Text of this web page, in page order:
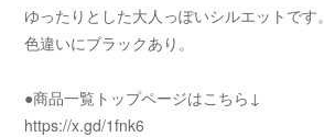
ゆったりとした大人っぽいシルエットです。
色違いにブラックあり。
●商品一覧トップページはこちら↓
https://x.gd/1fnk6